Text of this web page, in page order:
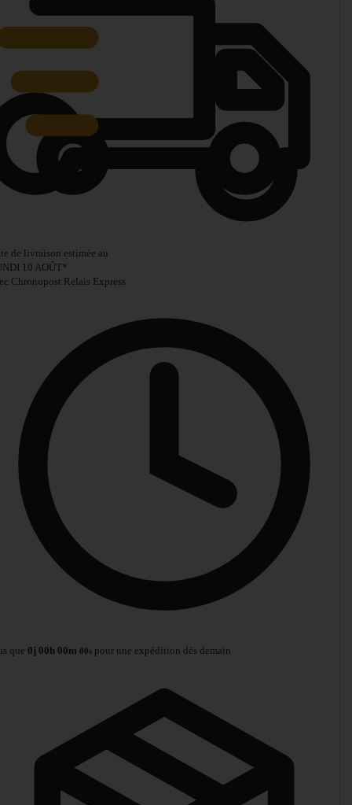
de livraison estimée au
10 AOÛT*
Chronopost Relais Express
que 0j 00h 00m 00s pour une expédition dès demain